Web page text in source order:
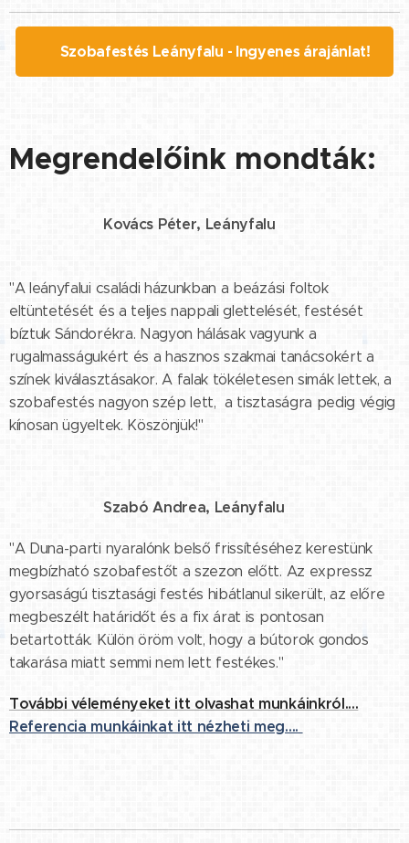
🖌️ Szobafestés Leányfalu - Ingyenes árajánlat!
Megrendelőink mondták:
Kovács Péter, Leányfalu
"A leányfalui családi házunkban a beázási foltok
eltüntetését és a teljes nappali glettelését, festését
bíztuk Sándorékra. Nagyon hálásak vagyunk a
rugalmasságukért és a hasznos szakmai tanácsokért a
színek kiválasztásakor. A falak tökéletesen simák lettek, a
szobafestés nagyon szép lett, a tisztaságra pedig végig
kínosan ügyeltek. Köszönjük!"
⭐⭐⭐⭐⭐ Szabó Andrea, Leányfalu
"A Duna-parti nyaralónk belső frissítéséhez kerestünk
megbízható szobafestőt a szezon előtt. Az expressz
gyorsaságú tisztasági festés hibátlanul sikerült, az előre
megbeszélt határidőt és a fix árat is pontosan
betartották. Külön öröm volt, hogy a bútorok gondos
takarása miatt semmi nem lett festékes."
További véleményeket itt olvashat munkáinkról....
Referencia munkáinkat itt nézheti meg....